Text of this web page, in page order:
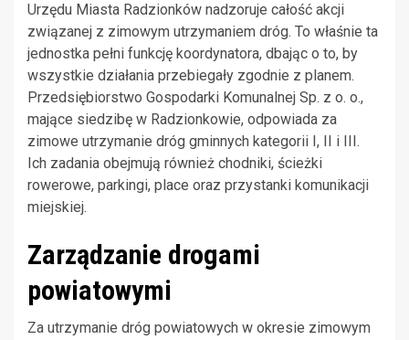
Urzędu Miasta Radzionków nadzoruje całość akcji
związanej z zimowym utrzymaniem dróg. To właśnie ta
jednostka pełni funkcję koordynatora, dbając o to, by
wszystkie działania przebiegały zgodnie z planem.
Przedsiębiorstwo Gospodarki Komunalnej Sp. z o. o.,
mające siedzibę w Radzionkowie, odpowiada za
zimowe utrzymanie dróg gminnych kategorii I, II i III.
Ich zadania obejmują również chodniki, ścieżki
rowerowe, parkingi, place oraz przystanki komunikacji
miejskiej.
Zarządzanie drogami
powiatowymi
Za utrzymanie dróg powiatowych w okresie zimowym